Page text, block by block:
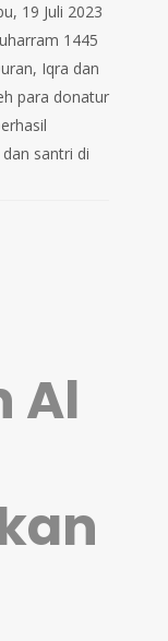
19 Juli 2023
1445
Iqra dan
para donatur
santri di
Al